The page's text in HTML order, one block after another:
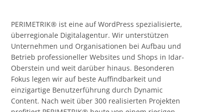
PERIMETRIK® ist eine auf WordPress spezialisierte,
überregionale Digitalagentur. Wir unterstützen
Unternehmen und Organisationen bei Aufbau und
Betrieb professioneller Websites und Shops in Idar-
Oberstein und weit darüber hinaus. Besonderen
Fokus legen wir auf beste Auffindbarkeit und
einzigartige Benutzerführung durch Dynamic
Content. Nach weit über 300 realisierten Projekten